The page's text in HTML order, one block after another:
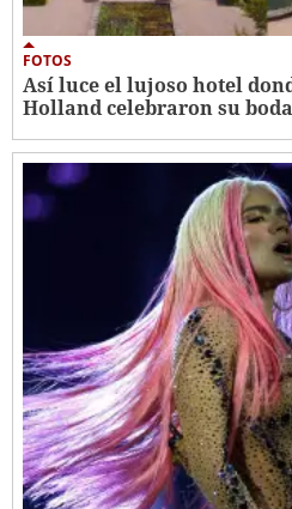
FOTOS
Así luce el lujoso hotel
Holland celebraron su boda